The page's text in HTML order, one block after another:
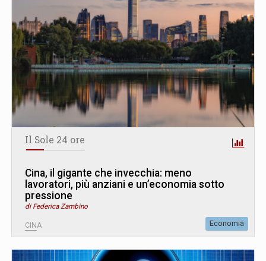
Il Sole 24 ore
Cina, il gigante che invecchia: meno
lavoratori, più anziani e un’economia sotto
pressione
di Federica Zambino
CINA Economia